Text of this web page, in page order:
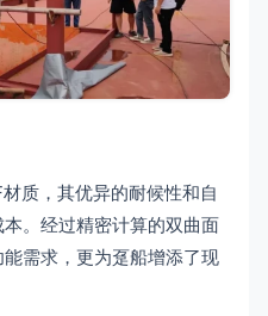
质，其优异的耐候性和自
。经过精密计算的双曲面
需求，更为趸船增添了现